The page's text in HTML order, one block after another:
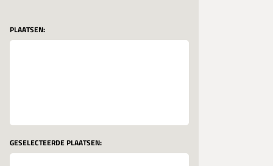
PLAATSEN:
GESELECTEERDE PLAATSEN: